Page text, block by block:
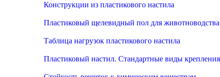
Конструкции из пластикового настила
Пластиковый щелевидный пол для животноводства
Таблица нагрузок пластикового настила
Пластиковый настил. Стандартные виды крепления